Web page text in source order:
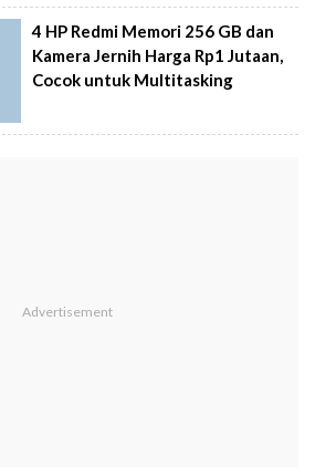
4 HP Redmi Memori 256 GB dan
Kamera Jernih Harga Rp1 Jutaan,
Cocok untuk Multitasking